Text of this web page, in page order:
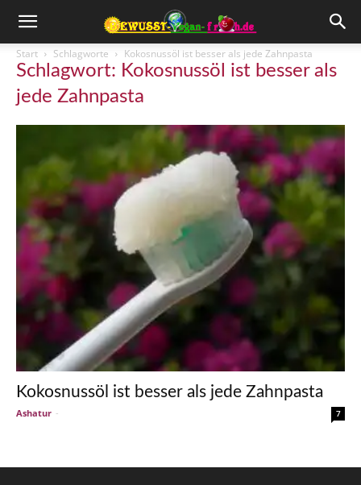
Start Schlagworte Kokosnussöl ist besser als jede Zahnpasta
Schlagwort: Kokosnussöl ist besser als
jede Zahnpasta
Kokosnussöl ist besser als jede Zahnpasta
Ashatur - 7